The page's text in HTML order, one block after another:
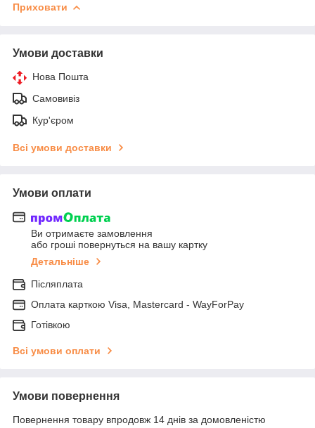
Приховати
Умови доставки
Нова Пошта
Самовивіз
Кур'єром
Всі умови доставки
Умови оплати
Ви отримаєте замовлення
або гроші повернуться на вашу картку
Детальніше
Післяплата
Оплата карткою Visa, Mastercard - WayForPay
Готівкою
Всі умови оплати
Умови повернення
Повернення товару впродовж 14 днів за домовленістю